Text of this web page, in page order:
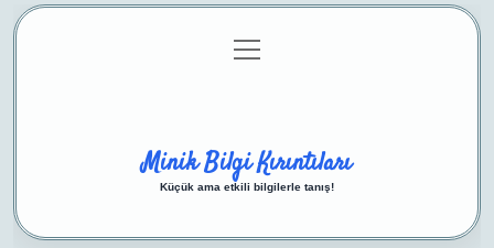
Gizlilik Politikası
menüyü
aç
Minik Bilgi Kırıntıları
Küçük ama etkili bilgilerle tanış!